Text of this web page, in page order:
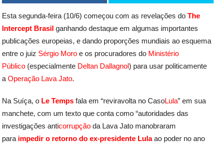
Esta segunda-feira (10/6) começou com as revelações doThe
Intercept Brasil ganhando destaque em algumas importantes
publicações europeias, e dando proporções mundiais ao esquema
entre o juiz Sérgio Moro e os procuradores do Ministério
Público (especialmente Deltan Dallagnol) para usar politicamente
aOperação Lava Jato.
Na Suíça, o Le Temps fala em “reviravolta no CasoLula” em sua
manchete, com um texto que conta como “autoridades das
investigações anticorrupção da Lava Jato manobraram
para impedir o retorno do ex-presidente Lulaao poder no ano